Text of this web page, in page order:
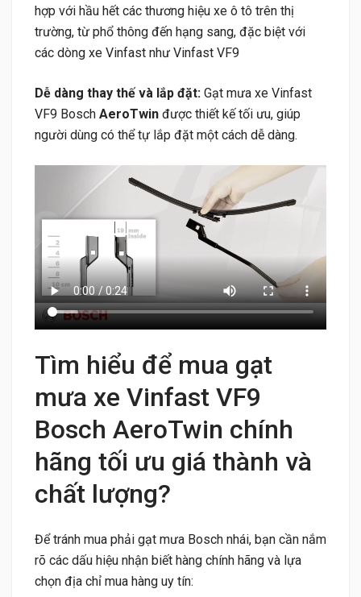
hợp với hầu hết các thương hiệu xe ô tô trên thị
trường, từ phổ thông đến hạng sang, đặc biệt với
các dòng xe Vinfast như Vinfast VF9
Dễ dàng thay thế và lắp đặt: Gạt mưa xe Vinfast
VF9 Bosch AeroTwin được thiết kế tối ưu, giúp
người dùng có thể tự lắp đặt một cách dễ dàng.
Tìm hiểu để mua gạt
mưa xe Vinfast VF9
Bosch AeroTwin chính
hãng tối ưu giá thành và
chất lượng?
Để tránh mua phải gạt mưa Bosch nhái, bạn cần nắm
rõ các dấu hiệu nhận biết hàng chính hãng và lựa
chọn địa chỉ mua hàng uy tín: